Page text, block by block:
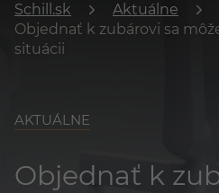
Schill.sk
Aktuálne
Objednať k zubárovi sa
situácii
AKTUÁLNE
Objednať k